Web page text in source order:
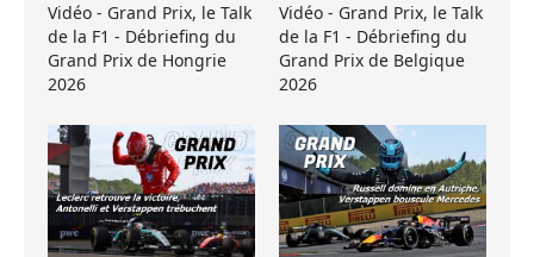
Vidéo - Grand Prix, le Talk
de la F1 - Débriefing du
Grand Prix de Hongrie
2026
Vidéo - Grand Prix, le Talk
de la F1 - Débriefing du
Grand Prix de Belgique
2026